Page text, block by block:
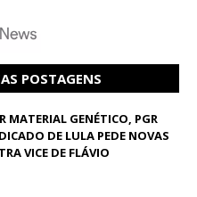
POSTAGENS
MATERIAL GENÉTICO, PGR
DE LULA PEDE NOVAS
VICE DE FLÁVIO